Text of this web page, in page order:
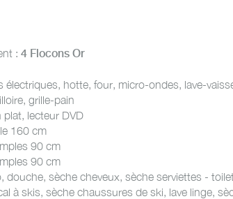
: 4 Flocons Or
électriques, hotte, four, micro-ondes, lave-
grille-pain
plat, lecteur DVD
160 cm
90 cm
90 cm
douche, sèche cheveux, sèche serviettes -
à skis, sèche chaussures de ski, lave linge,